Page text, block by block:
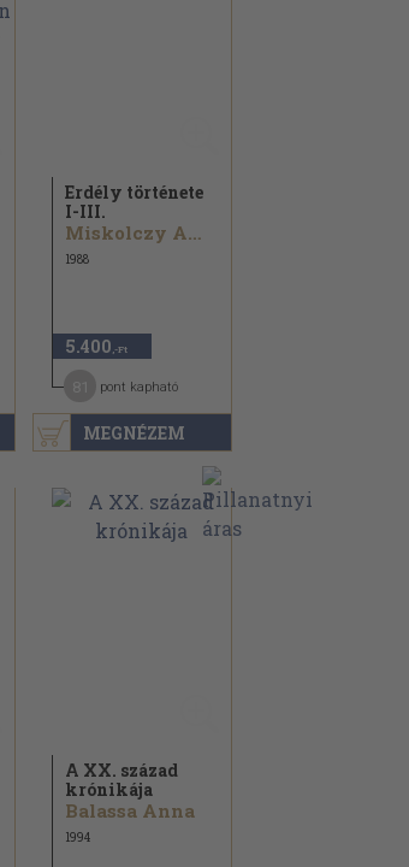
MEGNÉZEM
Erdély története
I-III.
Miskolczy Ambrus
1988
5.400 ,-Ft
pont kapható
A XX. század
krónikája
Balassa Anna
1994